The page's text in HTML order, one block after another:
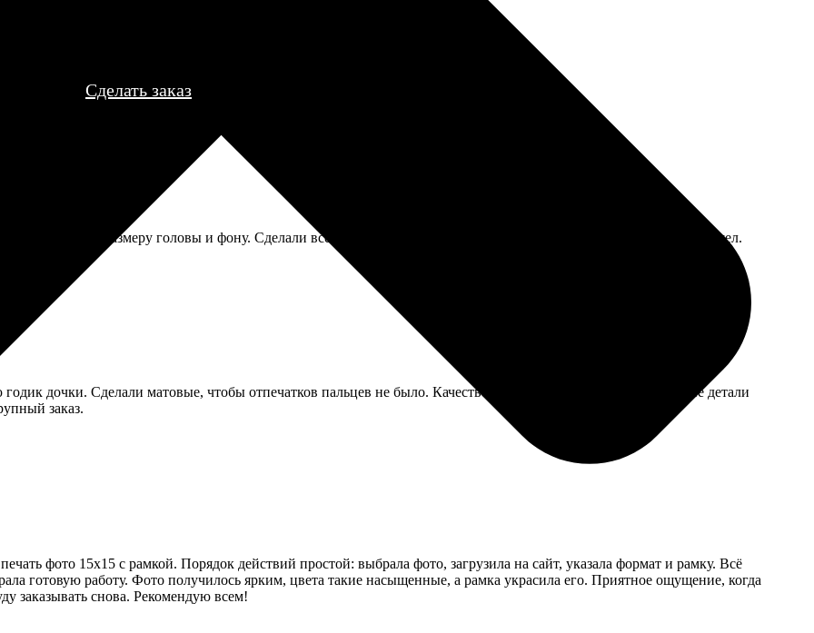
Сделать заказ
были по размеру головы и фону. Сделали все точно по ГОСТу, визу открыли, так что сервис проверку прошел.
дочки. Сделали матовые, чтобы отпечатков пальцев не было. Качество на высоте, все четко, даже мелкие детали
заказ.
фото 15х15 с рамкой. Порядок действий простой: выбрала фото, загрузила на сайт, указала формат и рамку. Всё
готовую работу. Фото получилось ярким, цвета такие насыщенные, а рамка украсила его. Приятное ощущение, когда
заказывать снова. Рекомендую всем!